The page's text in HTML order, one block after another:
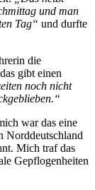
und man
Tag“ und durfte
die
gibt einen
noch nicht
war das eine
Norddeutschland
Mich traf das
Gepflogenheiten